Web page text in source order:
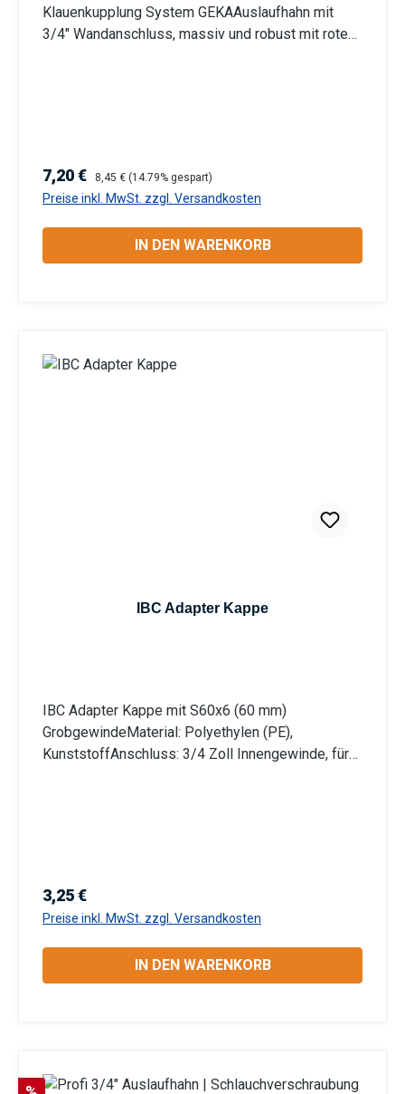
Klauenkupplung System GEKAAuslaufhahn mit
3/4" Wandanschluss, massiv und robust mit rotem
Produktsicherheit:HerstellerDatenblattGebrauchsa
nweisung
Verkaufspreis:
7,20 € Regulärer Preis:
8,45 € (14.79% gespart)
Preise inkl. MwSt. zzgl. Versandkosten
IN DEN WARENKORB
IBC Adapter Kappe
IBC Adapter Kappe mit S60x6 (60 mm)
GrobgewindeMaterial: Polyethylen (PE),
KunststoffAnschluss: 3/4 Zoll Innengewinde, für
Regulärer Preis:
3,25 €
Preise inkl. MwSt. zzgl. Versandkosten
IN DEN WARENKORB